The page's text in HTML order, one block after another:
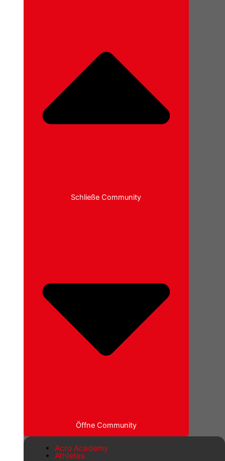
Schließe Community
Öffne Community
Acro Academy
Athletes